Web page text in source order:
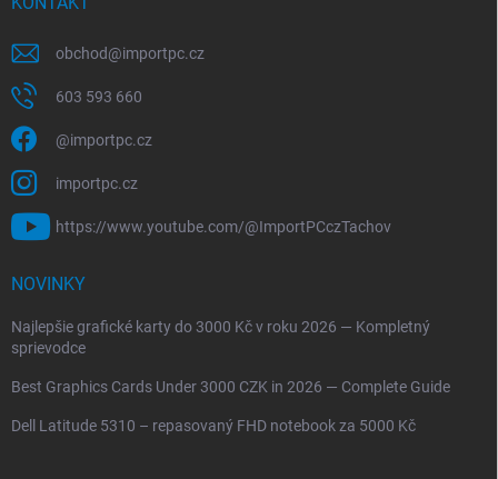
obchod@importpc.cz
603 593 660
@importpc.cz
importpc.cz
https://www.youtube.com/@ImportPCczTachov
NOVINKY
Najlepšie grafické karty do 3000 Kč v roku 2026 — Kompletný
sprievodce
Best Graphics Cards Under 3000 CZK in 2026 — Complete Guide
Dell Latitude 5310 – repasovaný FHD notebook za 5000 Kč